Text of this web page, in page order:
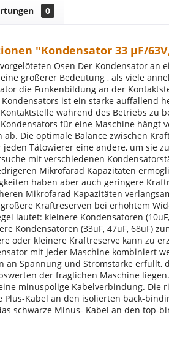
0
"Kondensator 33 µF/
Ösen Der Kondensator an
größerer Bedeutung , als viele
die Funkenbildung an der
ist ein starke auffallend
während des Betriebs zu
für eine Maschine hängt
ab. Die optimale Balance zwischen
Tätowierer eine andere, um sie
mit verschiedenen
Mikrofarad Kapazitäten
haben aber auch geringere
Mikrofarad Kapazitäten
Kraftreserven bei erhöhtem
lautet: kleinere Kondensatoren
Kondensatoren (33uF, 47uF, 68uF)
oder kleinere Kraftreserve kann zu
mit jeder Maschine kombiniert
an Spannung und Stromstärke erfüllt,
der fraglichen Maschine
minuspolige Kabelverbindung. Die
Plus-Kabel an den isolierten back-
schwarze Minus- Kabel an den top-